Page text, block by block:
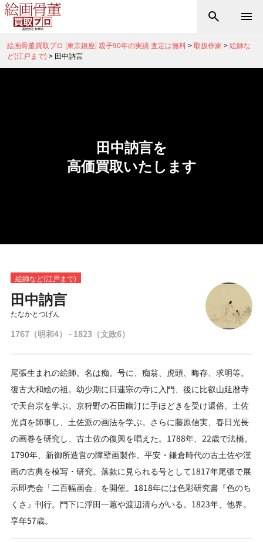
絵画骨董買取プロ |東京銀座| 親子90年の実績 査定は無料>取扱作家 >絵師な
ど(江戸まで) > 田中訥言
田中訥言を
高価買取いたします
絵師など(江戸まで)
田中訥言
たなかとつげん
1767（明和4） - 1823（文政6）
尾張生まれの絵師。名は痴。号に、痴翁、虎頭、晦存、求明等。
復古大和絵の祖。幼少期に日蓮宗の寺に入門、後に比叡山延暦寺
で天台宗を学ぶ。京狩野の石田幽汀に手ほどきを受け還俗。土佐
光貞を師事し、土佐派の画法を学ぶ。さらに藤原信実、春日光長
の画巻を研究し、古土佐の復興を唱えた。1788年、22歳で法橋。
1790年、新御所造営の障壁画製作。平安・鎌倉時代の古土佐や漢
画の古典を模写・研究。落款に見られる号として1817年尾張で展
示即売会「二百幅画会」を開催。1818年には色彩研究書『色のち
くさ』刊行。門下に浮田一蕙や渡辺清らがいる。1823年、他界。
享年57歳。